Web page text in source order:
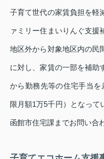
子育て世代の家賃負担を軽
ァミリー住まいりんぐ支援
地区外から対象地区内の民
に対し、家賃の一部を補助
から勤務先等の住宅手当
限月額1万5千円）となって
函館市住宅課までお問い合